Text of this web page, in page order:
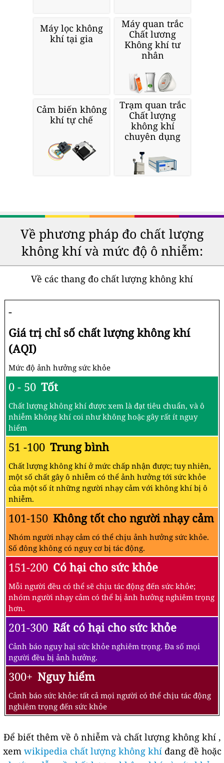
Máy lọc không
khí tại gia
Máy quan trắc
Chất lương
Không khí tư
nhân
Cảm biến không
khí tự chế
Trạm quan trắc
Chất lượng
không khí
chuyên dụng
Về phương pháp đo chất lượng
không khí và mức độ ô nhiễm:
Về các thang đo chất lượng không khí
-
Giá trị chỉ số chất lượng không khí
(AQI)
Mức độ ảnh hưởng sức khỏe
0 - 50 Tốt
Chất lượng không khí được xem là đạt tiêu chuẩn, và ô
nhiễm không khí coi như không hoặc gây rất ít nguy
hiểm
51 -100 Trung bình
Chất lượng không khí ở mức chấp nhận được; tuy nhiên,
một số chất gây ô nhiễm có thể ảnh hưởng tới sức khỏe
của một số ít những người nhạy cảm với không khí bị ô
nhiễm.
101-150 Không tốt cho người nhạy cảm
Nhóm người nhạy cảm có thể chịu ảnh hưởng sức khỏe.
Số đông không có nguy cơ bị tác động.
151-200 Có hại cho sức khỏe
Mỗi người đều có thể sẽ chịu tác động đến sức khỏe;
nhóm người nhạy cảm có thể bị ảnh hưởng nghiêm trọng
hơn.
201-300 Rất có hại cho sức khỏe
Cảnh báo nguy hại sức khỏe nghiêm trọng. Đa số mọi
người đều bị ảnh hưởng.
300+ Nguy hiểm
Cảnh báo sức khỏe: tất cả mọi người có thể chịu tác động
nghiêm trọng đến sức khỏe
Để biết thêm về ô nhiễm và chất lượng không khí ,
xem wikipedia chất lượng không khíđang đề hoặc